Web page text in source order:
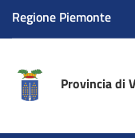
Regione Piemonte
Provincia di